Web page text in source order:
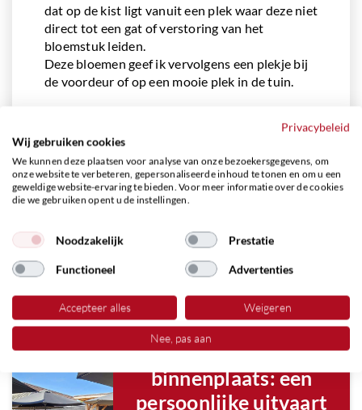
dat op de kist ligt vanuit een plek waar deze niet
direct tot een gat of verstoring van het
bloemstuk leiden.
Deze bloemen geef ik vervolgens een plekje bij
de voordeur of op een mooie plek in de tuin.
de reacties achteraf bijzonder gewaardeerd.
Een klein gebaar dat het eenvoudige
stopmoment tot een bijzondere en liefdevolle
herinnering maakt.
Foto gemaakt ter illustratie.
Van binnen naar de
binnenplaats: een
persoonlijke uitvaart
Privacybeleid
Wij gebruiken cookies
We kunnen deze plaatsen voor analyse van onze bezoekersgegevens, om
onze website te verbeteren, gepersonaliseerde inhoud te tonen en om u een
geweldige website-ervaring te bieden. Voor meer informatie over de cookies
die we gebruiken opent u de instellingen.
Noodzakelijk Prestatie
Functioneel Advertenties
Accepteer alles Weigeren
Nee, pas aan